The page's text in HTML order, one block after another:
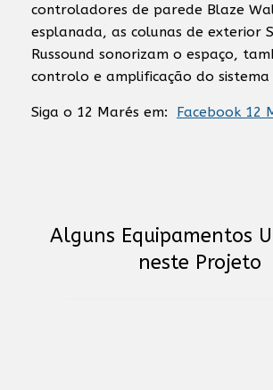
controladores de parede Blaze
esplanada, as colunas de exterior
Russound sonorizam o espaço,
controlo e amplificação do sistema
Siga o 12 Marés em: Facebook 12
Alguns Equipamentos
neste Projeto